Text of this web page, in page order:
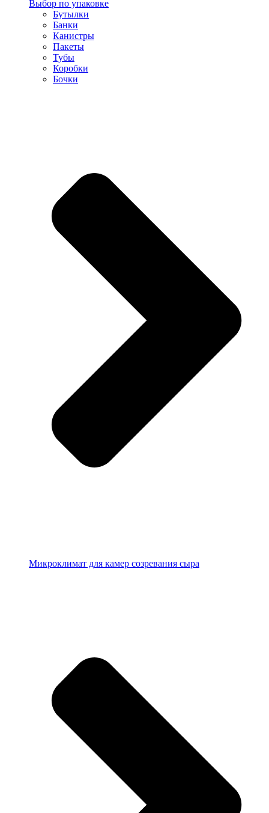
Выбор по упаковке
Бутылки
Банки
Канистры
Пакеты
Тубы
Коробки
Бочки
Микроклимат для камер созревания сыра